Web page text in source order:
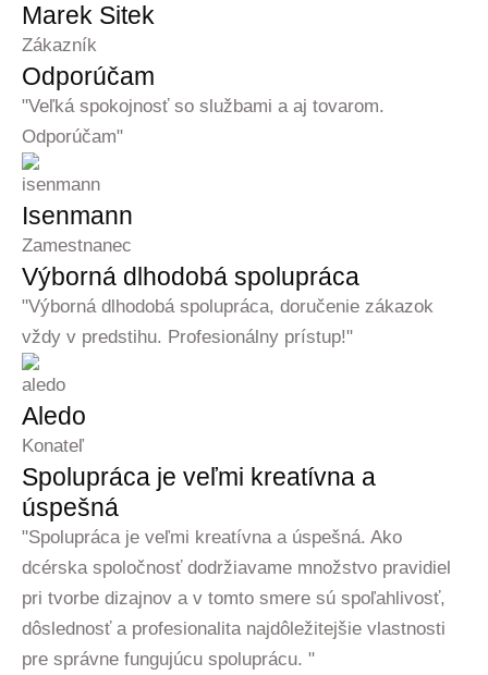
Marek Sitek
Zákazník
Odporúčam
"Veľká spokojnosť so službami a aj tovarom.
Odporúčam"
Isenmann
Zamestnanec
Výborná dlhodobá spolupráca
"Výborná dlhodobá spolupráca, doručenie zákazok
vždy v predstihu. Profesionálny prístup!"
Aledo
Konateľ
Spolupráca je veľmi kreatívna a
úspešná
"Spolupráca je veľmi kreatívna a úspešná. Ako
dcérska spoločnosť dodržiavame množstvo pravidiel
pri tvorbe dizajnov a v tomto smere sú spoľahlivosť,
dôslednosť a profesionalita najdôležitejšie vlastnosti
pre správne fungujúcu spoluprácu. "